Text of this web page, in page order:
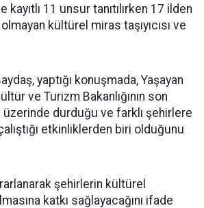
kayıtlı 11 unsur tanıtılırken 17 ilden
kültürel miras taşıyıcısı ve
yaptığı konuşmada, Yaşayan
ve Turizm Bakanlığının son
durduğu ve farklı şehirlere
etkinliklerden biri olduğunu
şehirlerin kültürel
katkı sağlayacağını ifade